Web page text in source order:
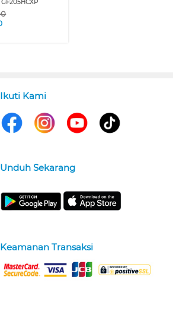
Ikuti Kami
Unduh Sekarang
Keamanan Transaksi